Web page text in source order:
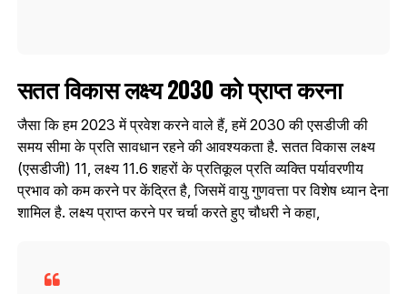
सतत विकास लक्ष्य 2030 को प्राप्त करना
जैसा कि हम 2023 में प्रवेश करने वाले हैं, हमें 2030 की एसडीजी की
समय सीमा के प्रति सावधान रहने की आवश्यकता है. सतत विकास लक्ष्य
(एसडीजी) 11, लक्ष्य 11.6 शहरों के प्रतिकूल प्रति व्यक्ति पर्यावरणीय
प्रभाव को कम करने पर केंद्रित है, जिसमें वायु गुणवत्ता पर विशेष ध्यान देना
शामिल है. लक्ष्य प्राप्त करने पर चर्चा करते हुए चौधरी ने कहा,